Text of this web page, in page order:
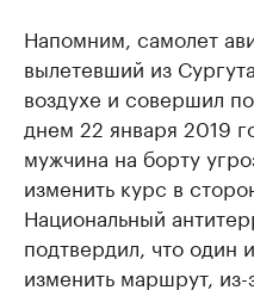
Напомним, самолет
вылетевший из
воздухе и совершил
днем 22 января 2019
мужчина на борту
изменить курс в
Национальный
подтвердил, что один
изменить маршрут,